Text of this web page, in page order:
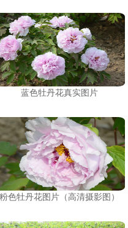
蓝色牡丹花真实图片
粉色牡丹花图片（高清摄影图）